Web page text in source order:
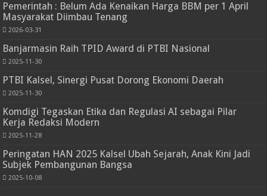
Pemerintah : Belum Ada Kenaikan Harga BBM per 1 April
Masyarakat Diimbau Tenang
2026-03-31
Banjarmasin Raih TPID Award di PTBI Nasional
2025-11-30
PTBI Kalsel, Sinergi Pusat Dorong Ekonomi Daerah
2025-11-30
Komdigi Tegaskan Etika dan Regulasi AI sebagai Pilar
Kerja Redaksi Modern
2025-11-28
Peringatan HAN 2025 Kalsel Ubah Sejarah, Anak Kini Jadi
Subjek Pembangunan Bangsa
2025-10-08